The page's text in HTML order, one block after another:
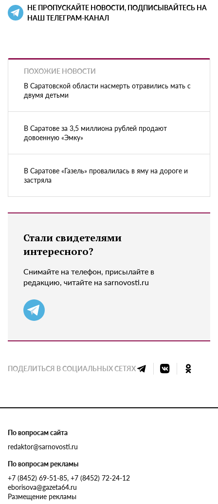
НЕ ПРОПУСКАЙТЕ НОВОСТИ, ПОДПИСЫВАЙТЕСЬ НА
НАШ ТЕЛЕГРАМ-КАНАЛ
ПОХОЖИЕ НОВОСТИ
В Саратовской области насмерть отравились мать с
двумя детьми
В Саратове за 3,5 миллиона рублей продают
довоенную «Эмку»
В Саратове «Газель» провалилась в яму на дороге и
застряла
Стали свидетелями
интересного?
Снимайте на телефон, присылайте в
редакцию, читайте на sarnovosti.ru
ПОДЕЛИТЬСЯ В СОЦИАЛЬНЫХ СЕТЯХ
По вопросам сайта
redaktor@sarnovosti.ru
По вопросам рекламы
+7 (8452) 69-51-85, +7 (8452) 72-24-12
eborisova@gazeta64.ru
Размещение рекламы